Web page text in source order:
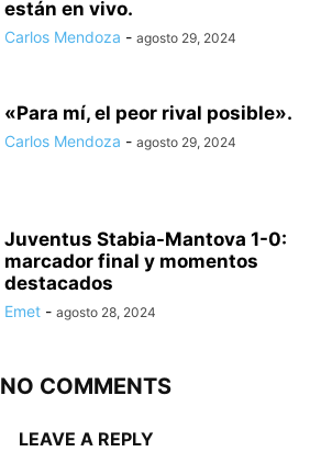
están en vivo.
Carlos Mendoza - agosto 29, 2024
«Para mí, el peor rival posible».
Carlos Mendoza - agosto 29, 2024
Juventus Stabia-Mantova 1-0:
marcador final y momentos
destacados
Emet - agosto 28, 2024
NO COMMENTS
LEAVE A REPLY